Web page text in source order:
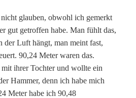
glauben, obwohl ich gemerkt
gut getroffen habe. Man fühlt das,
der Luft hängt, man meint fast,
90,24 Meter waren das.
ihrer Tochter und wollte ein
Hammer, denn ich habe mich
Meter habe ich 90,48